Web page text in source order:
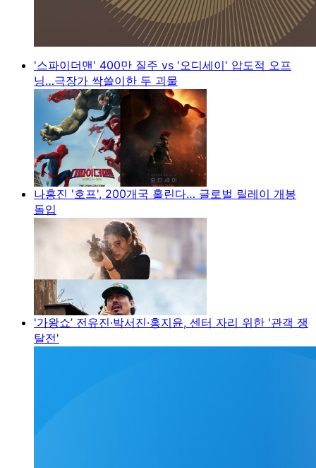
'스파이더맨' 400만 질주 vs '오디세이' 압도적 오프
닝…극장가 싹쓸이한 두 괴물
나홍진 '호프', 200개국 홀린다… 글로벌 릴레이 개봉
돌입
'가왕쇼’ 전유진·박서진·홍지윤, 센터 자리 위한 '관객 쟁
탈전'